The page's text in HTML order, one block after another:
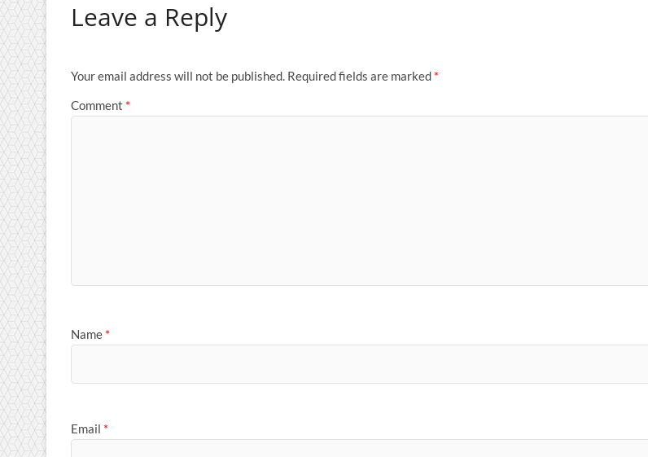
Leave a Reply
Your email address will not be published. Required fields are marked *
Comment *
Name *
Email *